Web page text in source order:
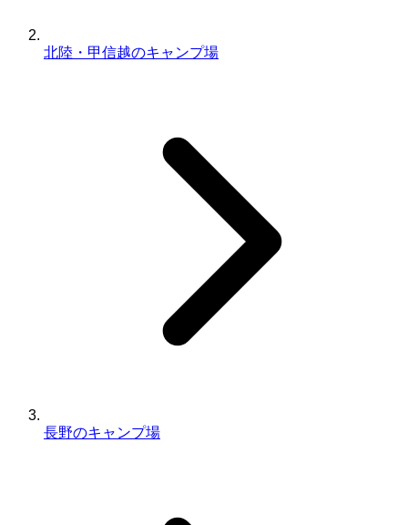
北陸・甲信越のキャンプ場
長野のキャンプ場